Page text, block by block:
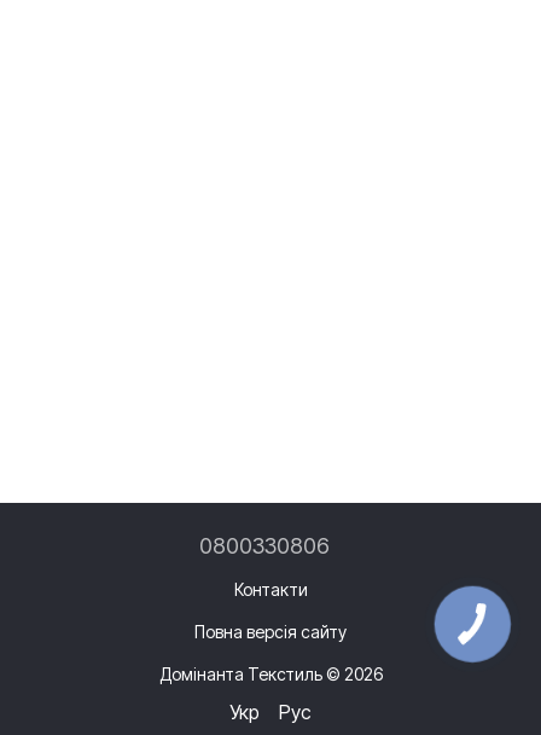
0800330806
Контакти
Повна версія сайту
Домінанта Текстиль © 2026
Укр Рус